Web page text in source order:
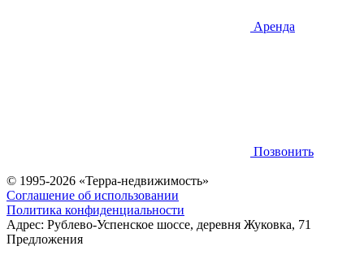
Аренда
Позвонить
© 1995-2026 «Терра-недвижимость»
Соглашение об использовании
Политика конфиденциальности
Адрес: Рублево-Успенское шоссе, деревня Жуковка, 71
Предложения